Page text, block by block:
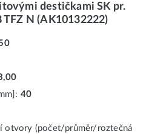
destičkami SK pr.
N (AK10132222)
40
otvory (počet/průměr/roztečná